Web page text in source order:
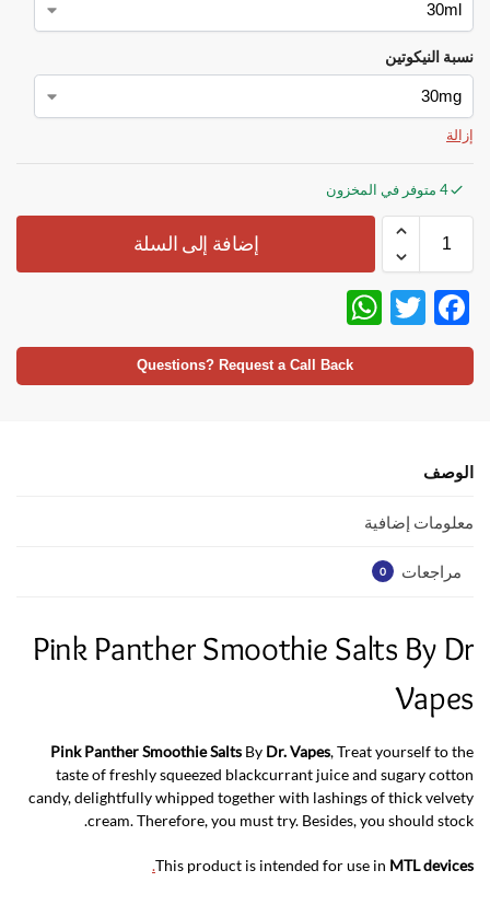
نسبة النيكوتين
إزالة
4 متوفر في المخزون
إضافة إلى السلة
F
ac
e
o
k
T
w
itt
h
at
Questions? Request a Call Back
الوصف
معلومات إضافية
مراجعات 0
Pink Panther Smoothie Salts By Dr
Vapes
Pink Panther Smoothie Salts By Dr. Vapes, Treat yourself to the
taste of freshly squeezed blackcurrant juice and sugary cotton
candy, delightfully whipped together with lashings of thick velvety
cream. Therefore, you must try. Besides, you should stock.
This product is intended for use in MTL devices
.